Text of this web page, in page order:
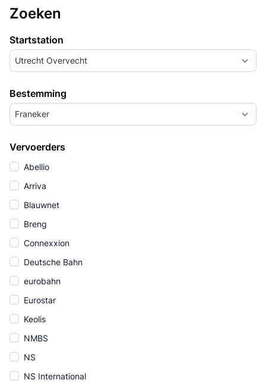
Zoeken
Startstation
Utrecht Overvecht
Bestemming
Franeker
Vervoerders
Abellio
Arriva
Blauwnet
Breng
Connexxion
Deutsche Bahn
eurobahn
Eurostar
Keolis
NMBS
NS
NS International